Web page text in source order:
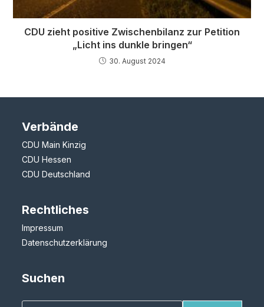
CDU zieht positive Zwischenbilanz zur Petition
„Licht ins dunkle bringen“
30. August 2024
Verbände
CDU Main Kinzig
CDU Hessen
CDU Deutschland
Rechtliches
Impressum
Datenschutzerklärung
Suchen